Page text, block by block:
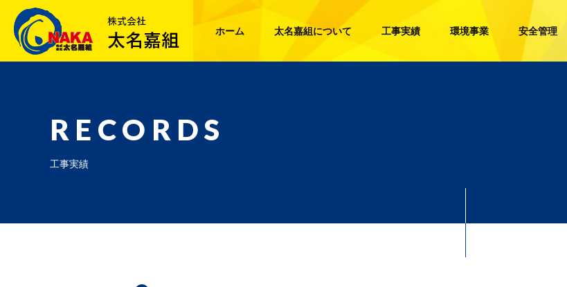
ホーム 太名嘉組について 工事実績 環境事業 安全管理
RECORDS
工事実績